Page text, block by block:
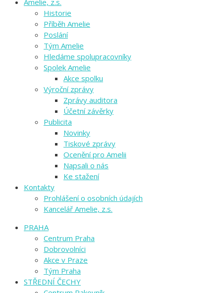
Amelie, z.s.
Historie
Příběh Amelie
Poslání
Tým Amelie
Hledáme spolupracovníky
Spolek Amelie
Akce spolku
Výroční zprávy
Zprávy auditora
Účetní závěrky
Publicita
Novinky
Tiskové zprávy
Ocenění pro Amelii
Napsali o nás
Ke stažení
Kontakty
Prohlášení o osobních údajích
Kancelář Amelie, z.s.
PRAHA
Centrum Praha
Dobrovolníci
Akce v Praze
Tým Praha
STŘEDNÍ ČECHY